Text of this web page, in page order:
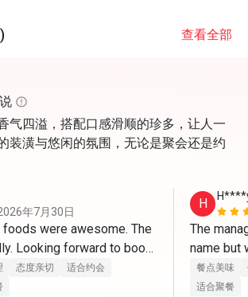
查看全部
气四溢，搭配口感滑顺的珍多，让人一
装潢与悠闲的氛围，无论是聚会还是约
年7月30日
foods were awesome. The
Looking forward to book
love it!
态度亲切
适合约会
H
The
name but
餐点美味
适合聚餐